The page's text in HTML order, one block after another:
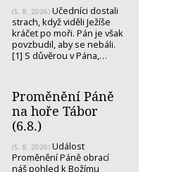
(5. 8. 2026) Učedníci dostali
strach, když viděli Ježíše
kráčet po moři. Pán je však
povzbudil, aby se nebáli.
[1] S důvěrou v Pána,…
Proměnění Páně
na hoře Tábor
(6.8.)
(5. 8. 2026) Událost
Proměnění Páně obrací
náš pohled k Božímu